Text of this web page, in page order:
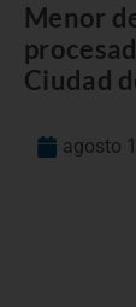
Menor
Ciudad
agosto